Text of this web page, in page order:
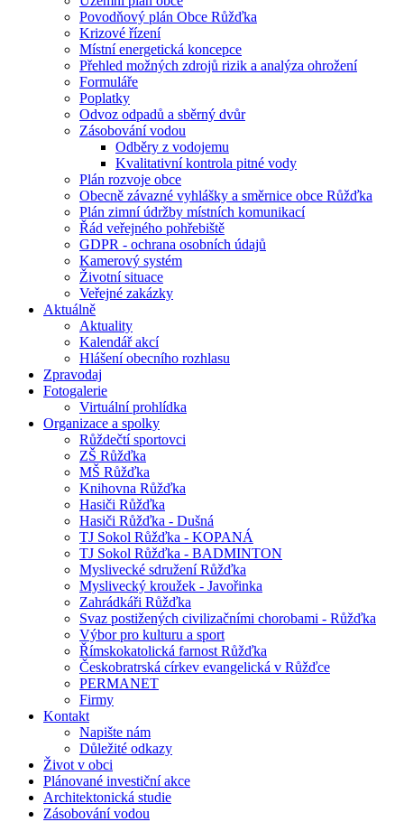
Povodňový plán Obce Růžďka
Krizové řízení
Místní energetická koncepce
Přehled možných zdrojů rizik a analýza ohrožení
Formuláře
Poplatky
Odvoz odpadů a sběrný dvůr
Zásobování vodou
Odběry z vodojemu
Kvalitativní kontrola pitné vody
Plán rozvoje obce
Obecně závazné vyhlášky a směrnice obce Růžďka
Plán zimní údržby místních komunikací
Řád veřejného pohřebiště
GDPR - ochrana osobních údajů
Kamerový systém
Životní situace
Veřejné zakázky
Aktuálně
Aktuality
Kalendář akcí
Hlášení obecního rozhlasu
Zpravodaj
Fotogalerie
Virtuální prohlídka
Organizace a spolky
Růždečtí sportovci
ZŠ Růžďka
MŠ Růžďka
Knihovna Růžďka
Hasiči Růžďka
Hasiči Růžďka - Dušná
TJ Sokol Růžďka - KOPANÁ
TJ Sokol Růžďka - BADMINTON
Myslivecké sdružení Růžďka
Myslivecký kroužek - Javořinka
Zahrádkáři Růžďka
Svaz postižených civilizačními chorobami - Růžďka
Výbor pro kulturu a sport
Římskokatolická farnost Růžďka
Českobratrská církev evangelická v Růžďce
PERMANET
Firmy
Kontakt
Napište nám
Důležité odkazy
Život v obci
Plánované investiční akce
Architektonická studie
Zásobování vodou